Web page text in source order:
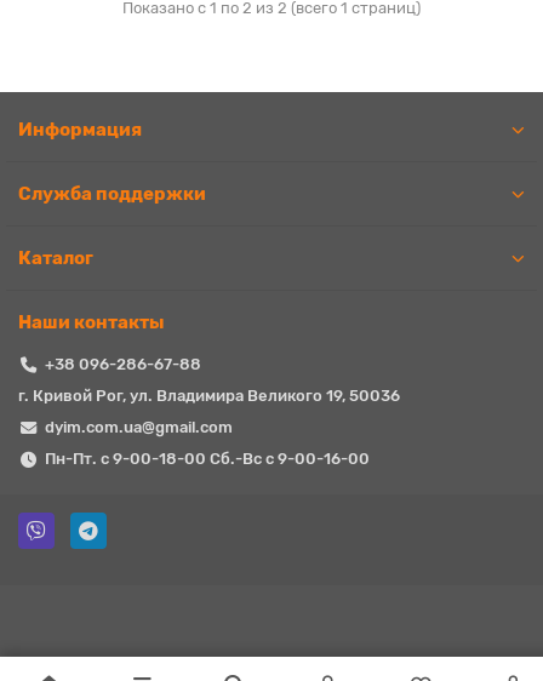
Показано с 1 по 2 из 2 (всего 1 страниц)
Информация
Служба поддержки
Каталог
Наши контакты
+38 096-286-67-88
г. Кривой Рог, ул. Владимира Великого 19, 50036
dyim.com.ua@gmail.com
Пн-Пт. с 9-00-18-00 Сб.-Вс с 9-00-16-00